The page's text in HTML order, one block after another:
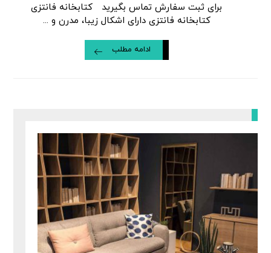
برای ثبت سفارش تماس بگیرید کتابخانه فانتزی
کتابخانه فانتزی دارای اشکال زیبا، مدرن و ...
ادامه مطلب